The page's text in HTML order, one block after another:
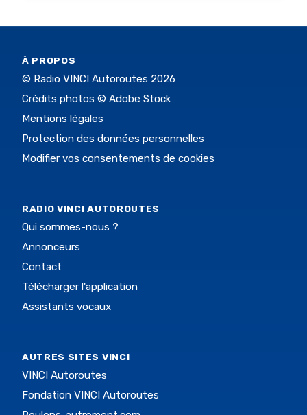
À PROPOS
© Radio VINCI Autoroutes 2026
Crédits photos © Adobe Stock
Mentions légales
Protection des données personnelles
Modifier vos consentements de cookies
RADIO VINCI AUTOROUTES
Qui sommes-nous ?
Annonceurs
Contact
Télécharger l'application
Assistants vocaux
AUTRES SITES VINCI
VINCI Autoroutes
Fondation VINCI Autoroutes